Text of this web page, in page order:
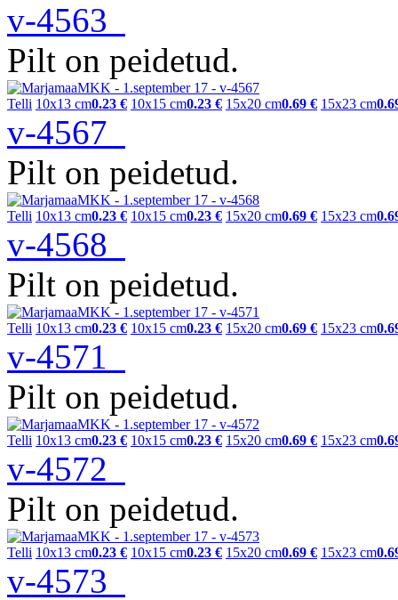
v-4563
Pilt on peidetud.
Telli 10x13 cm0.23 € 10x15 cm0.23 € 15x20 cm0.69 € 15x23 cm
v-4567
Pilt on peidetud.
Telli 10x13 cm0.23 € 10x15 cm0.23 € 15x20 cm0.69 € 15x23 cm
v-4568
Pilt on peidetud.
Telli 10x13 cm0.23 € 10x15 cm0.23 € 15x20 cm0.69 € 15x23 cm
v-4571
Pilt on peidetud.
Telli 10x13 cm0.23 € 10x15 cm0.23 € 15x20 cm0.69 € 15x23 cm
v-4572
Pilt on peidetud.
Telli 10x13 cm0.23 € 10x15 cm0.23 € 15x20 cm0.69 € 15x23 cm
v-4573